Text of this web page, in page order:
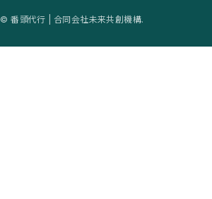
© 番頭代行 | 合同会社未来共創機構.